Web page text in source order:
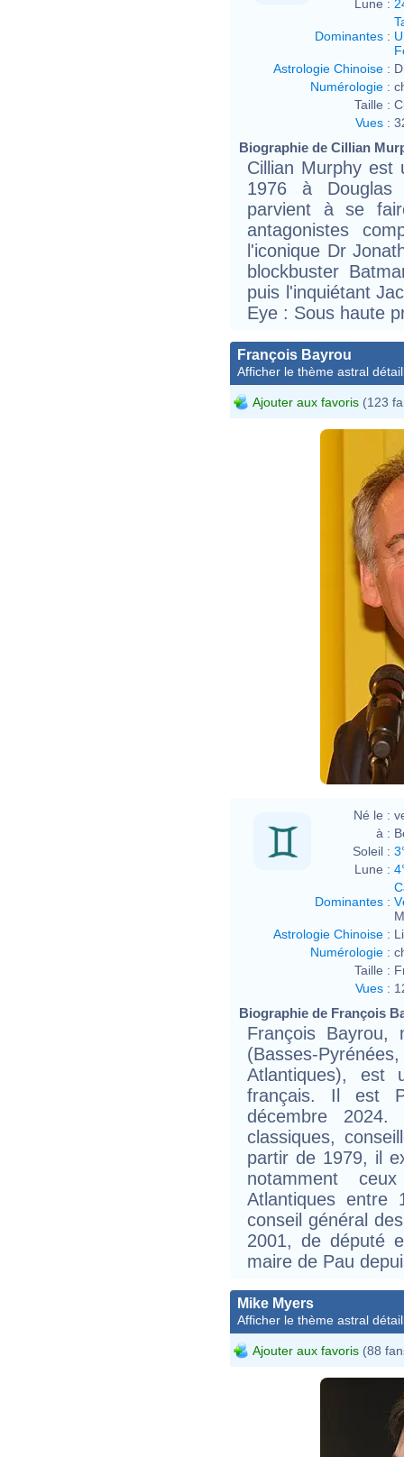
Lune :
Dominantes :
Astrologie Chinoise :
Numérologie :
Taille :
Vues :
Biographie de Cillian
Cillian Murphy est
1976 à
parvient à se
antagonistes
l'iconique Dr
blockbuster
puis l'inquiétant
Eye : Sous haute
François Bayrou
Afficher le thème astral
Ajouter aux favoris (123
Né le :
à :
Soleil :
Lune :
Dominantes :
Astrologie Chinoise :
Numérologie :
Taille :
Vues :
Biographie de François
François
(Basses-
Atlantiques), est
français. Il est
décembre
classiques,
partir de 1979, il
notamment
Atlantiques entre
conseil général
2001, de député
maire de Pau
Mike Myers
Afficher le thème astral
Ajouter aux favoris (88